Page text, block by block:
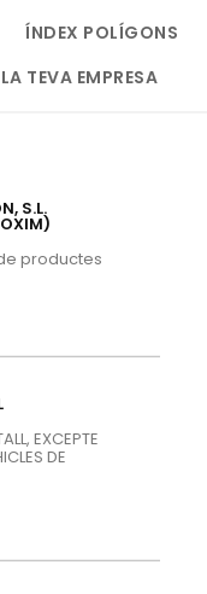
ÍNDEX POLÍGONS
TEVA EMPRESA
S.L.
productes
EXCEPTE
DE